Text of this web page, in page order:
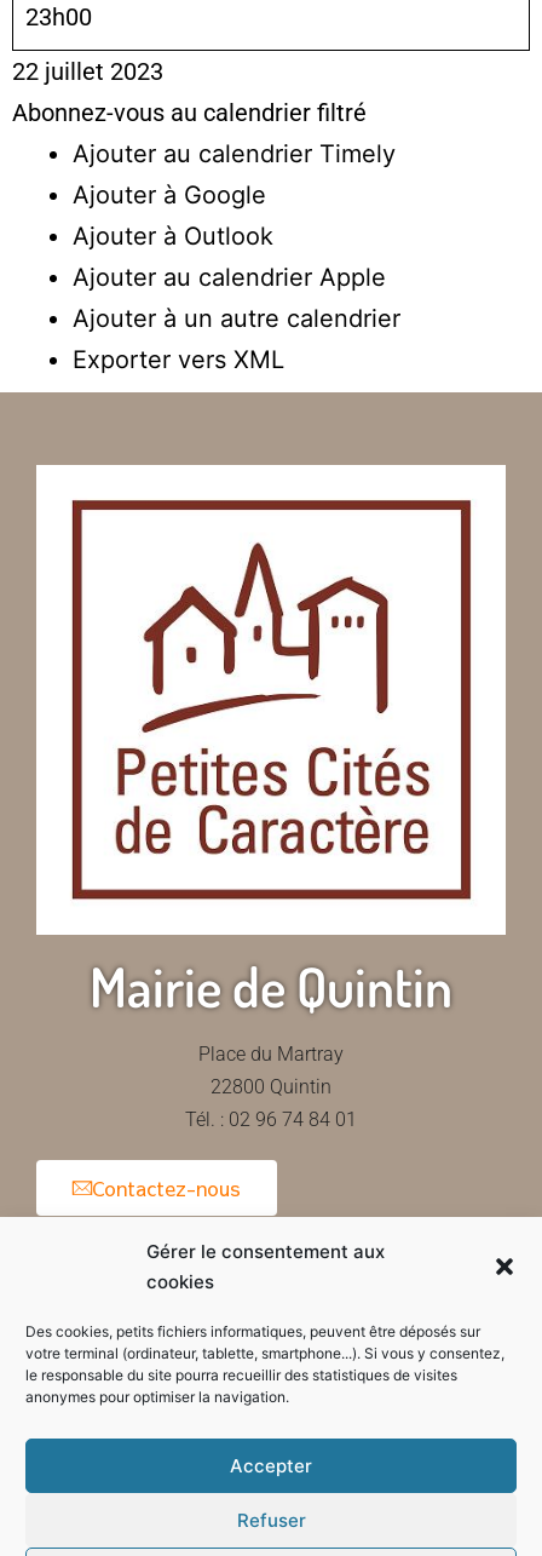
Gérer le consentement aux
cookies
Des cookies, petits fichiers informatiques, peuvent être déposés sur
votre terminal (ordinateur, tablette, smartphone...). Si vous y consentez,
le responsable du site pourra recueillir des statistiques de visites
anonymes pour optimiser la navigation.
Accepter
Refuser
23h00
22 juillet 2023
Abonnez-vous au calendrier filtré
Ajouter au calendrier Timely
Ajouter à Google
Ajouter à Outlook
Ajouter au calendrier Apple
Ajouter à un autre calendrier
Exporter vers XML
Mairie de Quintin
Place du Martray
22800 Quintin
Tél. : 02 96 74 84 01
Contactez-nous
Horaires d'ouverture de la mairie